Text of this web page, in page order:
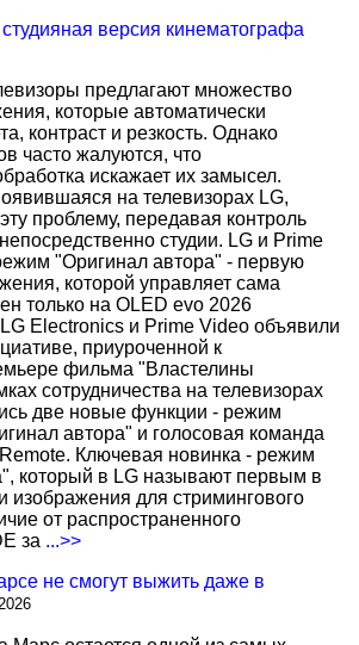
версия кинематографа
предлагают множество
которые автоматически
контраст и резкость. Однако
часто жалуются, что
искажает их замысел.
на телевизорах LG,
проблему, передавая контроль
студии. LG и Prime
"Оригинал автора" - первую
которой управляет сама
только на OLED evo 2026
Electronics и Prime Video объявили
приуроченной к
фильма "Властелины
сотрудничества на телевизорах
две новые функции - режим
автора" и голосовая команда
Ключевая новинка - режим
который в LG называют первым в
изображения для стримингового
от распространенного
за ...>>
не смогут выжить даже в